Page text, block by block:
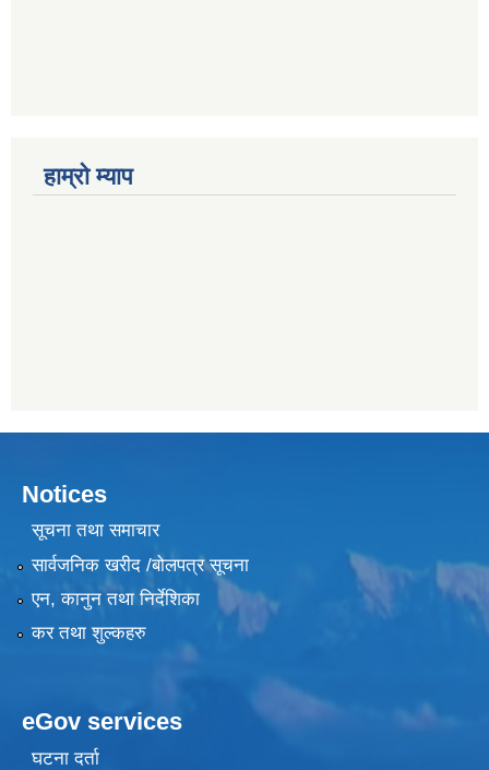
हाम्राे म्याप
Notices
सूचना तथा समाचार
सार्वजनिक खरीद /बोलपत्र सूचना
एन, कानुन तथा निर्देशिका
कर तथा शुल्कहरु
eGov services
घटना दर्ता